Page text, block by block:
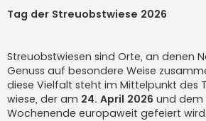
i
t
Tag der Streuobstwiese 2026
Streuobst­wiesen sind Orte, an denen
Genuss auf besondere Weise
diese Vielfalt steht im Mittel­punkt des
wiese, der am 24. April 2026 und
Wochen­ende europa­weit gefeiert wird.